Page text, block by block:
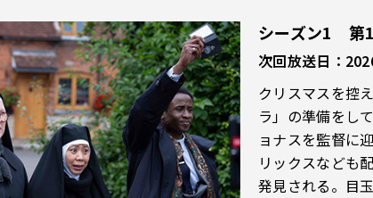
シーズン1 第
次回放送日：
クリスマスを控
ラ」の準備をし
ョナスを監督に
リックスなども
発見される。目